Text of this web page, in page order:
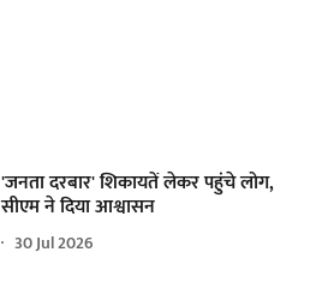
'जनता दरबार' शिकायतें लेकर पहुंचे लोग,
सीएम ने दिया आश्वासन
30 Jul 2026